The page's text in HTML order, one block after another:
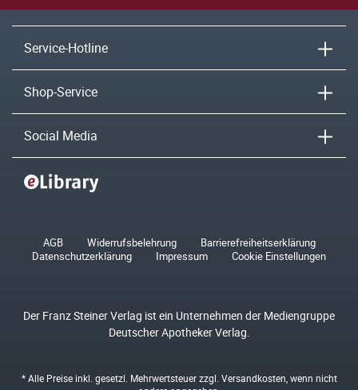
Service-Hotline
Shop-Service
Social Media
AGB Widerrufsbelehrung
Barrierefreiheitserklärung
Datenschutzerklärung
Impressum Cookie Einstellungen
Der Franz Steiner Verlag ist ein Unternehmen der Mediengruppe
Deutscher Apotheker Verlag.
* Alle Preise inkl. gesetzl. Mehrwertsteuer zzgl. Versandkosten , wenn nicht